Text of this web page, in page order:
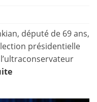
député de 69 ans,
présidentielle